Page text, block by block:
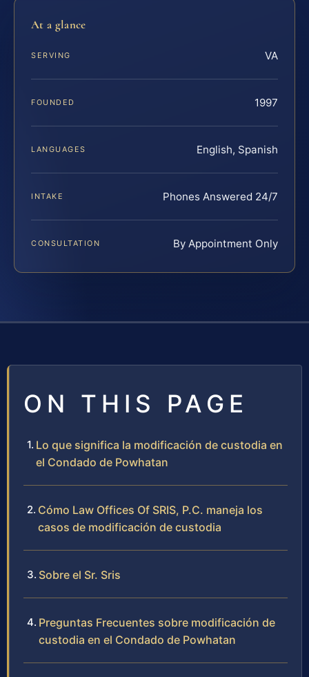
At a glance
SERVING VA
FOUNDED 1997
LANGUAGES English, Spanish
INTAKE Phones Answered 24/7
CONSULTATION By Appointment Only
ON THIS PAGE
Lo que significa la modificación de custodia en
el Condado de Powhatan
Cómo Law Offices Of SRIS, P.C. maneja los
casos de modificación de custodia
Sobre el Sr. Sris
Preguntas Frecuentes sobre modificación de
custodia en el Condado de Powhatan